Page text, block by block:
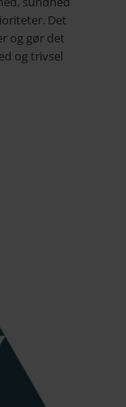
Det
og gør det
og trivsel